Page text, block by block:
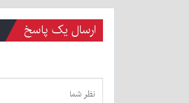
ارسال یک پاسخ